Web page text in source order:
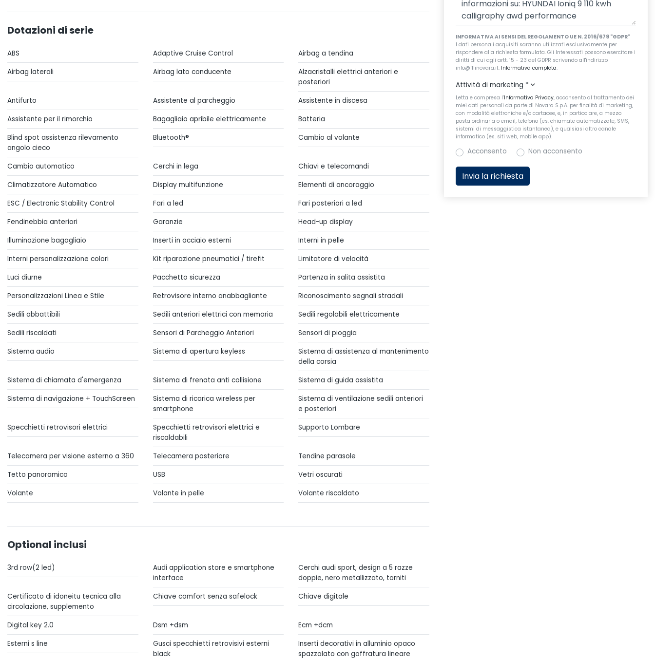
Dotazioni di serie
ABS Adaptive Cruise Control
Airbag a tendina
Airbag laterali
Airbag lato conducente
Alzacristalli elettrici anteriori e
posteriori
Antifurto
Assistente al parcheggio
Assistente in discesa
Assistente per il rimorchio
Bagagliaio apribile elettricamente
Batteria
Blind spot assistenza rilevamento
angolo cieco
Bluetooth® Cambio al volante
Cambio automatico Cerchi in lega
Chiavi e telecomandi
Climatizzatore Automatico
Display multifunzione
Elementi di ancoraggio
ESC / Electronic Stability Control
Fari a led
Fari posteriori a led
Fendinebbia anteriori
Garanzie
Head-up display
Illuminazione bagagliaio
Inserti in acciaio esterni
Interni in pelle
Interni personalizzazione colori
Kit riparazione pneumatici / tirefit
Limitatore di velocità
Luci diurne
Pacchetto sicurezza
Partenza in salita assistita
Personalizzazioni Linea e Stile
Retrovisore interno anabbagliante
Riconoscimento segnali stradali
Sedili abbattibili
Sedili anteriori elettrici con memoria
Sedili regolabili elettricamente
Sedili riscaldati
Sensori di Parcheggio Anteriori
Sensori di pioggia
Sistema audio
Sistema di apertura keyless
Sistema di assistenza al mantenimento
della corsia
Sistema di chiamata d'emergenza
Sistema di frenata anti collisione
Sistema di guida assistita
Sistema di navigazione + TouchScreen
Sistema di ricarica wireless per
smartphone
Sistema di ventilazione sedili anteriori
e posteriori
Specchietti retrovisori elettrici
Specchietti retrovisori elettrici e
riscaldabili
Supporto Lombare
Telecamera per visione esterno a 360 Telecamera posteriore
Tendine parasole
Tetto panoramico
USB
Vetri oscurati
Volante
Volante in pelle Volante riscaldato
Optional inclusi
3rd row(2 led)
Audi application store e smartphone
interface
Cerchi audi sport, design a 5 razze
doppie, nero metallizzato, torniti
Certificato di idoneitu tecnica alla
circolazione, supplemento
Chiave comfort senza safelock Chiave digitale
Digital key 2.0 Dsm +dsm
Ecm +dcm
Esterni s line
Gusci specchietti retrovisivi esterni
black
Inserti decorativi in alluminio opaco
spazzolato con goffratura lineare
INFORMATIVA AI SENSI DEL REGOLAMENTO UE N. 2016/679 "GDPR"
I dati personali acquisiti saranno utilizzati esclusivamente per
rispondere alla richiesta formulata. Gli Interessati possono esercitare i
diritti di cui agli artt. 15 - 23 del GDPR scrivendo all'indirizzo
info@fllinovara.it. Informativa completa.
Attività di marketing *
Letta e compresa l’Informativa Privacy, acconsento al trattamento dei
miei dati personali da parte di Novara S.p.A. per finalità di marketing,
con modalità elettroniche e/o cartacee, e, in particolare, a mezzo
posta ordinaria o email, telefono (es. chiamate automatizzate, SMS,
sistemi di messaggistica istantanea), e qualsiasi altro canale
informatico (es. siti web, mobile app).
Acconsento Non acconsento